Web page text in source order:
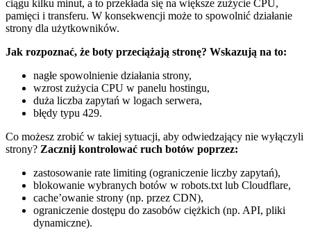
ciągu kilku minut, a to przekłada się na większe zużycie CPU,
pamięci i transferu. W konsekwencji może to spowolnić działanie
strony dla użytkowników.
Jak rozpoznać, że boty przeciążają stronę? Wskazują na to:
nagłe spowolnienie działania strony,
wzrost zużycia CPU w panelu hostingu,
duża liczba zapytań w logach serwera,
błędy typu 429.
Co możesz zrobić w takiej sytuacji, aby odwiedzający nie wyłączyli
strony? Zacznij kontrolować ruch botów poprzez:
zastosowanie rate limiting (ograniczenie liczby zapytań),
blokowanie wybranych botów w robots.txt lub Cloudflare,
cache’owanie strony (np. przez CDN),
ograniczenie dostępu do zasobów ciężkich (np. API, pliki
dynamiczne).